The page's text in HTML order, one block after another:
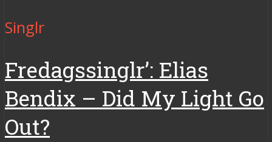
Singlr
Fredagssinglr’: Elias
Bendix – Did My Light Go
Out?